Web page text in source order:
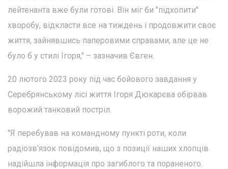
лейтенанта вже були готові. Він міг би "підхопити"
хворобу, відкласти все на тиждень і продовжити своє
життя, зайнявшись паперовими справами, але це не
було б у стилі Ігоря," – зазначив Євген.
20 лютого 2023 року під час бойового завдання у
Серебрянському лісі життя Ігоря Дюкарєва обірвав
ворожий танковий постріл.
"Я перебував на командному пункті роти, коли
радіозв'язок повідомив, що з позиції наших хлопців
надійшла інформація про загиблого та пораненого.